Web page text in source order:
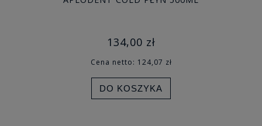
134,00 zł
Cena netto: 124,07 zł
DO KOSZYKA